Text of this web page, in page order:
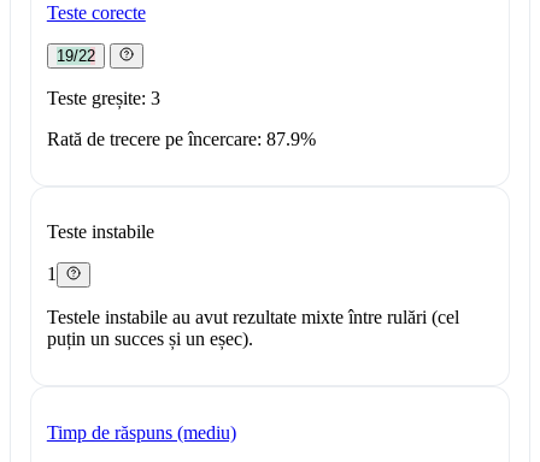
Teste corecte
19/22
Teste greșite: 3
Rată de trecere pe încercare: 87.9%
Teste instabile
1
Testele instabile au avut rezultate mixte între rulări (cel
puțin un succes și un eșec).
Timp de răspuns (mediu)